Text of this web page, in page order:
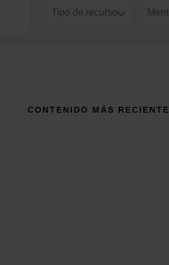
CONTENIDO MÁS RECIENTE